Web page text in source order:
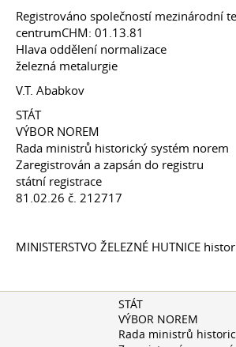
Registrováno společností mezinárodní
centrumCHM: 01.13.81
Hlava oddělení normalizace
železná metalurgie
V.T. Ababkov
STÁT
VÝBOR NOREM
Rada ministrů historický systém norem
Zaregistrován a zapsán do registru
státní registrace
81.02.26 č. 212717
MINISTERSTVO ŽELEZNÉ HUTNICE
STÁT
VÝBOR NOREM
Rada ministrů